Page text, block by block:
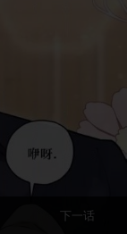
下一话